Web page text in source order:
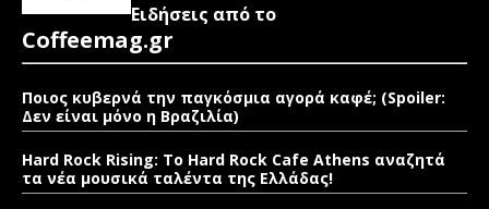
Ειδήσεις από το
Coffeemag.gr
Ποιος κυβερνά την παγκόσμια αγορά καφέ; (Spoiler:
Δεν είναι μόνο η Βραζιλία)
Hard Rock Rising: Το Hard Rock Cafe Athens αναζητά
τα νέα μουσικά ταλέντα της Ελλάδας!